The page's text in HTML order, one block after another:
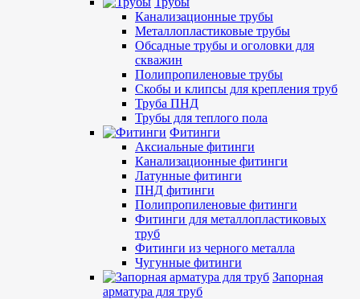
Канализационные трубы
Металлопластиковые трубы
Обсадные трубы и оголовки для
скважин
Полипропиленовые трубы
Скобы и клипсы для крепления труб
Труба ПНД
Трубы для теплого пола
Фитинги
Аксиальные фитинги
Канализационные фитинги
Латунные фитинги
ПНД фитинги
Полипропиленовые фитинги
Фитинги для металлопластиковых
труб
Фитинги из черного металла
Чугунные фитинги
Запорная
арматура для труб